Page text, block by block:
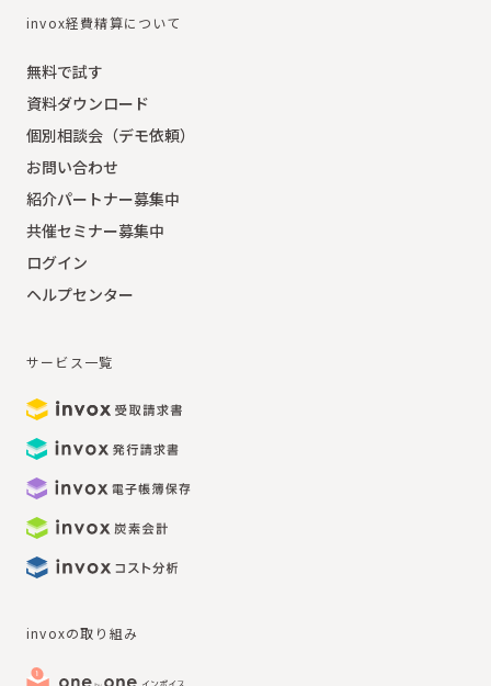
invox経費精算について
無料で試す
資料ダウンロード
個別相談会（デモ依頼）
お問い合わせ
紹介パートナー募集中
共催セミナー募集中
ログイン
ヘルプセンター
サービス一覧
invoxの取り組み